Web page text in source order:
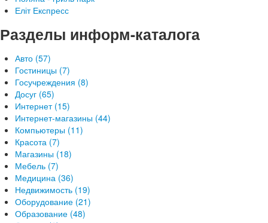
Еліт Експресс
Разделы информ-каталога
Авто (57)
Гостиницы (7)
Госучреждения (8)
Досуг (65)
Интернет (15)
Интернет-магазины (44)
Компьютеры (11)
Красота (7)
Магазины (18)
Мебель (7)
Медицина (36)
Недвижимость (19)
Оборудование (21)
Образование (48)